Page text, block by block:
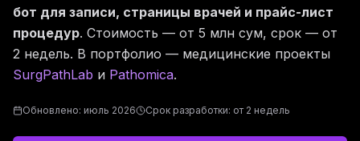
бот для записи, страницы врачей и прайс-лист
процедур. Стоимость — от 5 млн сум, срок — от
2 недель. В портфолио — медицинские проекты
SurgPathLab и Pathomica.
Обновлено: июль 2026 Срок разработки: от 2 недель